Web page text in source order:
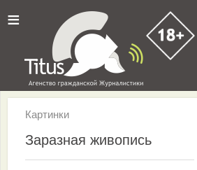
≡
Картинки
Заразная живопись